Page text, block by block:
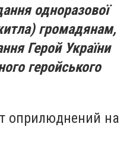
одноразової
громадянам,
Герой України
геройського
оприлюднений на